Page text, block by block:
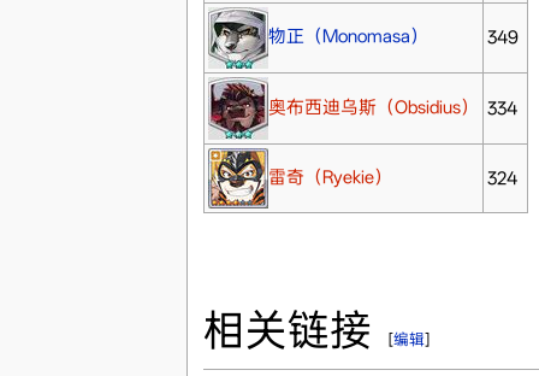
物正（Monomasa） 349
奥布西迪乌斯（Obsidius） 334
雷奇（Ryekie） 324
相关链接 [编辑]